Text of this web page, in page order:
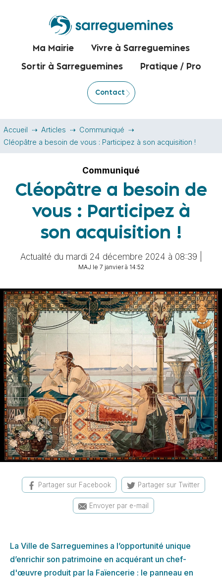
Ma Mairie Vivre à Sarreguemines
Sortir à Sarreguemines Pratique / Pro
Contact
Accueil Articles
Communiqué
Cléopâtre a besoin de vous : Participez à son acquisition !
Communiqué
Cléopâtre a besoin de
vous : Participez à
son acquisition !
Actualité du mardi 24 décembre 2024 à 08:39 |
MAJ le 7 janvier à 14:52
Partager sur Facebook Partager sur Twitter
Envoyer par e-mail
La Ville de Sarreguemines a l’opportunité unique
d’enrichir son patrimoine en acquérant un chef-
d'œuvre produit par la Faïencerie : le panneau en